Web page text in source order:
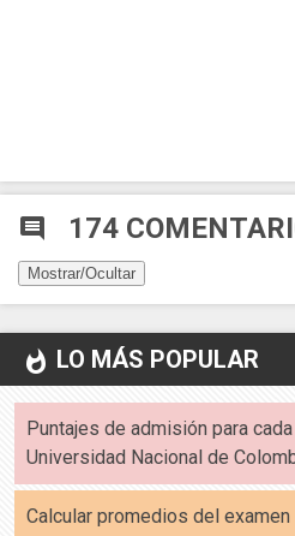
comment 174
Mostrar/Ocultar
whatshot LO MÁS POPULAR
Puntajes de admisión para
Universidad Nacional de
Calcular promedios del